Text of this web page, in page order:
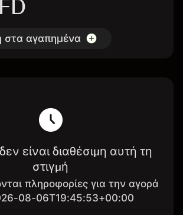
στα αγαπημένα
είναι διαθέσιμη αυτή τη
στιγμή
πληροφορίες για την αγορά
08-06T19:45:53+00:00